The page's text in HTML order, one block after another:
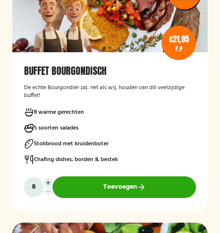
€21,95
P.P
BUFFET BOURGONDISCH
De echte Bourgondiër zal, net als wij, houden van dit veelzijdige
buffet!
8 warme gerechten
5 soorten salades
Stokbrood met kruidenboter
Chafing dishes, borden & bestek
Toevoegen